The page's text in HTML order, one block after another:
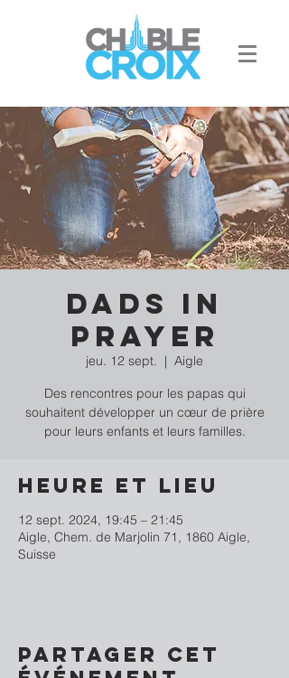
Dads in
prayer
jeu. 12 sept.
  |
Aigle
Des rencontres pour les papas qui
souhaitent développer un cœur de prière
pour leurs enfants et leurs familles.
Heure et lieu
12 sept. 2024, 19:45 – 21:45
Aigle, Chem. de Marjolin 71, 1860 Aigle,
Suisse
Partager cet